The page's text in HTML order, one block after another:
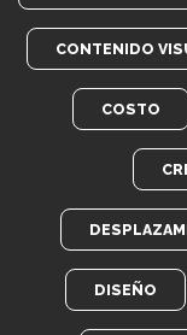
CONTENIDO
COSTO
DISEÑO